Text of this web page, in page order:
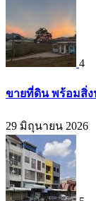
4
ขายที่ดิน พร้อมสิ่ง
29 มิถุนายน 2026